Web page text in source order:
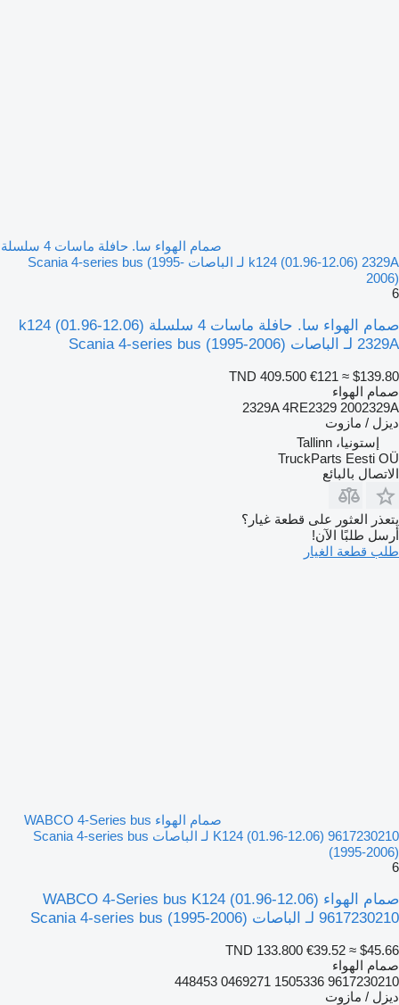
صمام الهواء سا. حافلة ماسات 4 سلسلة
k124 (01.96-12.06) 2329A لـ الباصات Scania 4-series bus (1995-
2006)
6
صمام الهواء سا. حافلة ماسات 4 سلسلة k124 (01.96-12.06)
2329A لـ الباصات Scania 4-series bus (1995-2006)
TND 409.500 €121 ≈ $139.80
صمام الهواء
2329A 4RE2329 2002329A
ديزل / مازوت
إستونيا، Tallinn
TruckParts Eesti OÜ
الاتصال بالبائع
يتعذر العثور على قطعة غيار؟
أرسل طلبًا الآن!
طلب قطعة الغيار
صمام الهواء WABCO 4-Series bus
K124 (01.96-12.06) 9617230210 لـ الباصات Scania 4-series bus
(1995-2006)
6
صمام الهواء WABCO 4-Series bus K124 (01.96-12.06)
9617230210 لـ الباصات Scania 4-series bus (1995-2006)
TND 133.800 €39.52 ≈ $45.66
صمام الهواء
9617230210 1505336 0469271 448453
ديزل / مازوت